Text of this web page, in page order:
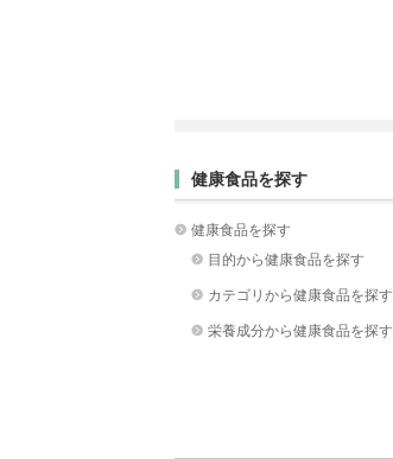
健康食品を探す
健康食品を探す
目的から健康食品を探す
カテゴリから健康食品を探す
栄養成分から健康食品を探す